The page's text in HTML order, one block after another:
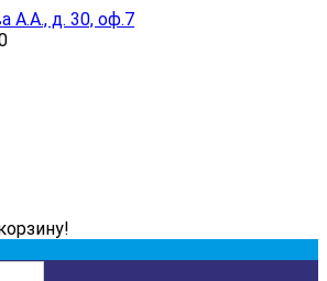
А.А., д. 30, оф.7